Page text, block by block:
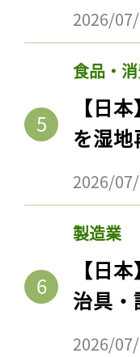
2026/
食品・
【日
を湿
2026/
製造業
【日
治具
2026/